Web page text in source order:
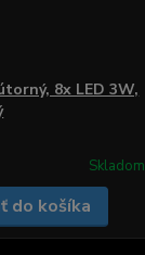
8x LED 3W,
Skladom
do košíka